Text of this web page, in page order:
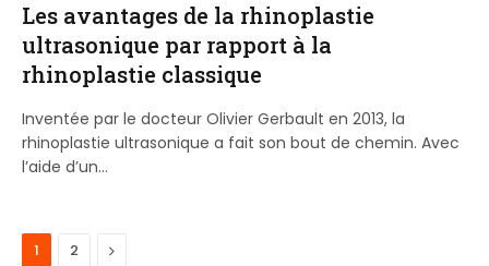
Les avantages de la rhinoplastie
ultrasonique par rapport à la
rhinoplastie classique
Inventée par le docteur Olivier Gerbault en 2013, la
rhinoplastie ultrasonique a fait son bout de chemin. Avec
l’aide d’un…
1 2 Next